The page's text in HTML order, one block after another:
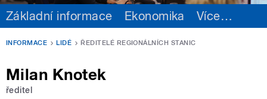
Základní informace Ekonomika Více…
INFORMACE LIDÉ ŘEDITELÉ REGIONÁLNÍCH STANIC
Milan Knotek
ředitel